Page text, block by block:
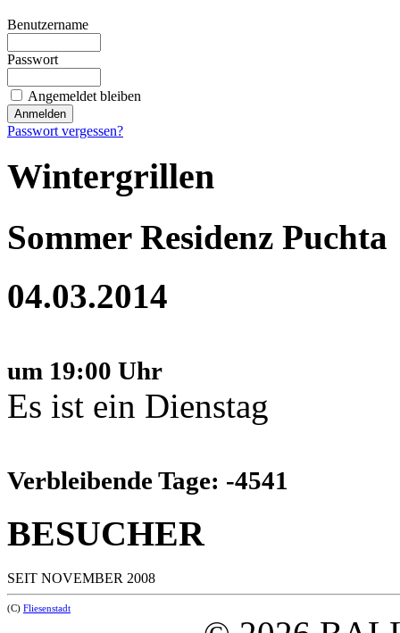
Benutzername
Passwort
Angemeldet bleiben
Passwort vergessen?
Wintergrillen
Sommer Residenz Puchta
04.03.2014
um 19:00 Uhr
Es ist ein Dienstag
Verbleibende Tage: -4541
BESUCHER
SEIT NOVEMBER 2008
(C) Fliesenstadt